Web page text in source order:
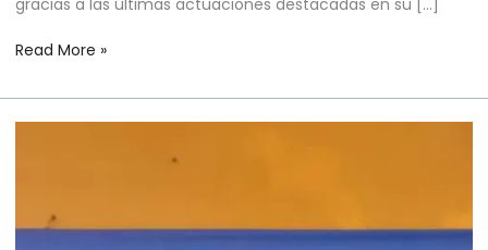
gracias a las últimas actuaciones destacadas en su […]
Read More »
INFANTILES